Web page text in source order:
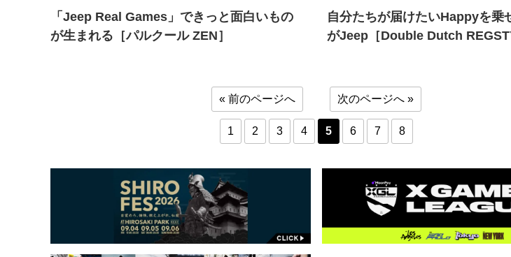
「Jeep Real Games」できっと面白いもの
が生まれる［パルクール ZEN］
自分たちが届けたいHappyを乗
がJeep［Double Dutch
« 前のページへ
1 2 3 4 5 6 7 8
次のページへ »